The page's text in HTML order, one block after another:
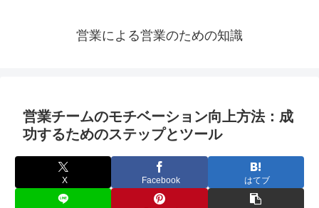
営業による営業のための知識
営業チームのモチベーション向上方法：成
功するためのステップとツール
X Facebook はてブ